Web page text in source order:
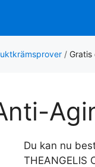
/ Gratis
Du kan nu
THEANGELIS